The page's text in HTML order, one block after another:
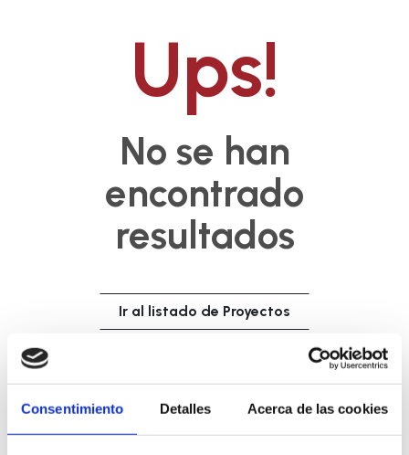
Consentimiento Detalles Acerca de las cookies
Ups!
No se han
encontrado
resultados
Ir al listado de Proyectos